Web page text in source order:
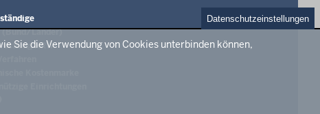
Datenschutzeinstellungen
Sie die Verwendung von Cookies unterbinden können,
(Bund/Länder)
NRW